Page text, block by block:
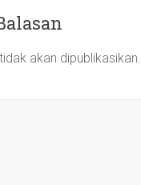
akan dipublikasikan.